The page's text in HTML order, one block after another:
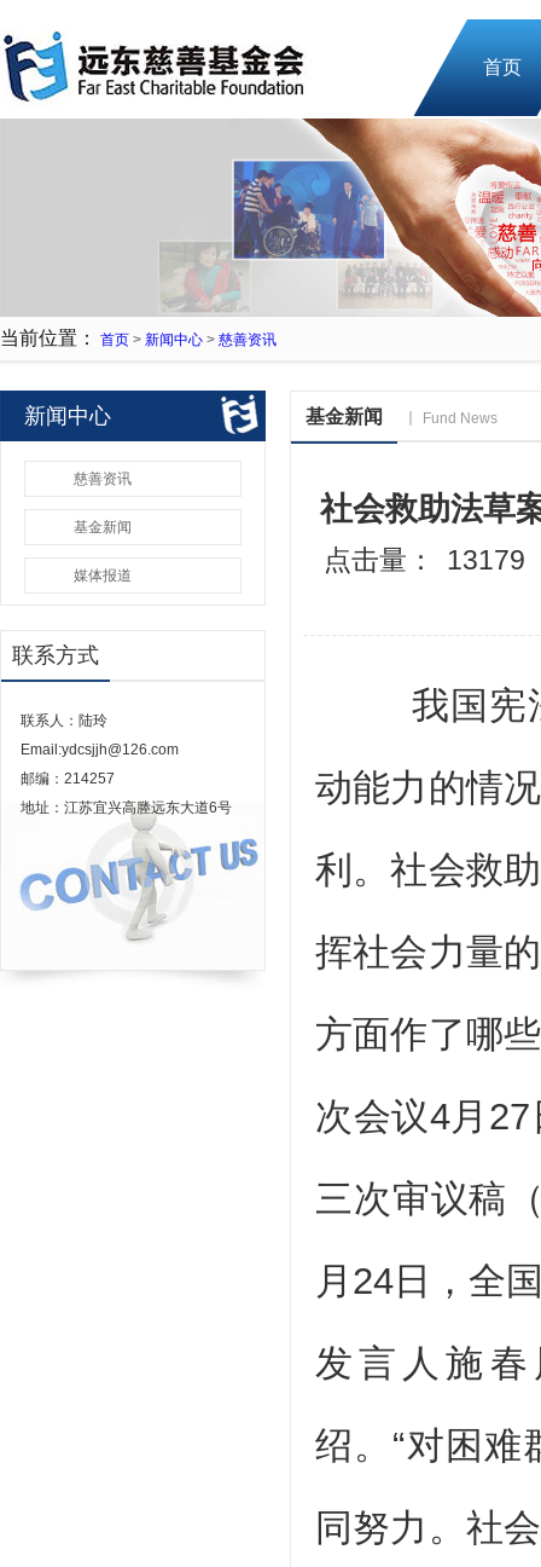
首页
当前位置： 首页 > 新闻中心 > 慈善资讯
新闻中心
慈善资讯
基金新闻
媒体报道
联系方式
联系人：陆玲
Email:ydcsjjh@126.com
邮编：214257
地址：江苏宜兴高塍远东大道6号
基金新闻 Fund News
社会救助法草
点击量： 13179
我国宪法
动能力的情
利。社会救
挥社会力量
方面作了哪
次会议4月
三次审议稿
月24日，全
发言人施
绍。“对困
同努力。社